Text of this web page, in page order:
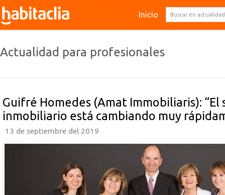
Inicio
Actualidad para profesionales
Guifré Homedes (Amat Immobiliaris): “El
inmobiliario está cambiando muy
13 de septiembre del 2019